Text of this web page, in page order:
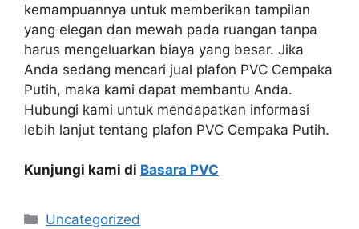
kemampuannya untuk memberikan tampilan
yang elegan dan mewah pada ruangan tanpa
harus mengeluarkan biaya yang besar. Jika
Anda sedang mencari jual plafon PVC Cempaka
Putih, maka kami dapat membantu Anda.
Hubungi kami untuk mendapatkan informasi
lebih lanjut tentang plafon PVC Cempaka Putih.
Kunjungi kami di Basara PVC
Categories
Uncategorized